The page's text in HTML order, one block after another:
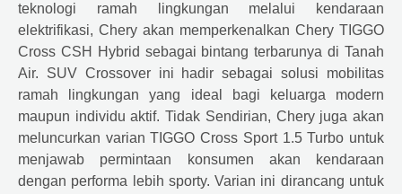
teknologi ramah lingkungan melalui kendaraan
elektrifikasi, Chery akan memperkenalkan Chery TIGGO
Cross CSH Hybrid sebagai bintang terbarunya di Tanah
Air. SUV Crossover ini hadir sebagai solusi mobilitas
ramah lingkungan yang ideal bagi keluarga modern
maupun individu aktif. Tidak Sendirian, Chery juga akan
meluncurkan varian TIGGO Cross Sport 1.5 Turbo untuk
menjawab permintaan konsumen akan kendaraan
dengan performa lebih sporty. Varian ini dirancang untuk